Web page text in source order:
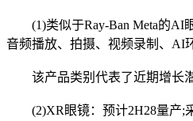
(1)类似于Ray-Ban Meta的AI眼
音频播放、拍摄、视频录制、AI
该产品类别代表了近期增长潜
(2)XR眼镜：预计2H28量产;采